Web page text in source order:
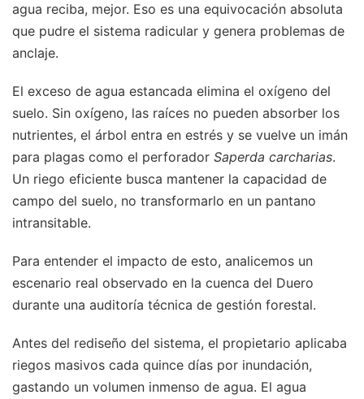
agua reciba, mejor. Eso es una equivocación absoluta
que pudre el sistema radicular y genera problemas de
anclaje.
El exceso de agua estancada elimina el oxígeno del
suelo. Sin oxígeno, las raíces no pueden absorber los
nutrientes, el árbol entra en estrés y se vuelve un imán
para plagas como el perforador Saperda carcharias.
Un riego eficiente busca mantener la capacidad de
campo del suelo, no transformarlo en un pantano
intransitable.
Para entender el impacto de esto, analicemos un
escenario real observado en la cuenca del Duero
durante una auditoría técnica de gestión forestal.
Antes del rediseño del sistema, el propietario aplicaba
riegos masivos cada quince días por inundación,
gastando un volumen inmenso de agua. El agua